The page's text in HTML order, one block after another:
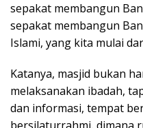
sepakat membangun
sepakat membangun
Islami, yang kita mulai
Katanya, masjid bukan
melaksanakan ibadah,
dan informasi, tempat